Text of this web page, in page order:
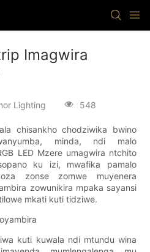
Imagwira
Lighting 548
chisankho chodziwika bwino
minda, ndi malo
LED Mzere umagwira ntchito
ku izi, mwafika pamalo
zonse zomwe muyenera
zowunikira mpaka sayansi
mkati kuti tidziwe.
kuti kuwala ndi mtundu wina